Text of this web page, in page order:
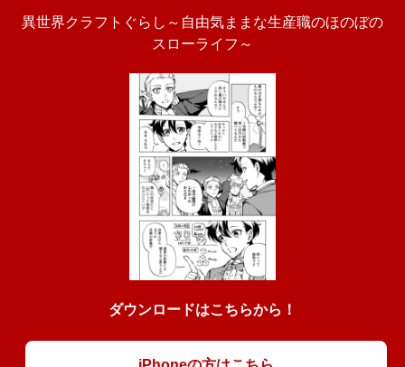
異世界クラフトぐらし～自由気ままな生産職のほのぼの
スローライフ～
ダウンロードはこちらから！